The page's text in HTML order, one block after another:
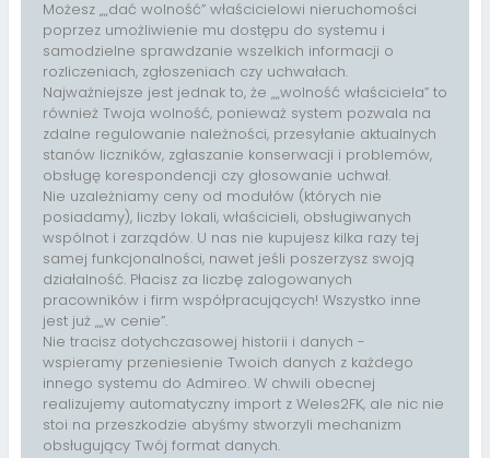
Możesz „„dać wolność” właścicielowi nieruchomości
poprzez umożliwienie mu dostępu do systemu i
samodzielne sprawdzanie wszelkich informacji o
rozliczeniach, zgłoszeniach czy uchwałach.
Najważniejsze jest jednak to, że „„wolność właściciela” to
również Twoja wolność, ponieważ system pozwala na
zdalne regulowanie należności, przesyłanie aktualnych
stanów liczników, zgłaszanie konserwacji i problemów,
obsługę korespondencji czy głosowanie uchwał.
Nie uzależniamy ceny od modułów (których nie
posiadamy), liczby lokali, właścicieli, obsługiwanych
wspólnot i zarządów. U nas nie kupujesz kilka razy tej
samej funkcjonalności, nawet jeśli poszerzysz swoją
działalność. Płacisz za liczbę zalogowanych
pracowników i firm współpracujących! Wszystko inne
jest już „„w cenie”.
Nie tracisz dotychczasowej historii i danych -
wspieramy przeniesienie Twoich danych z każdego
innego systemu do Admireo. W chwili obecnej
realizujemy automatyczny import z Weles2FK, ale nic nie
stoi na przeszkodzie abyśmy stworzyli mechanizm
obsługujący Twój format danych.